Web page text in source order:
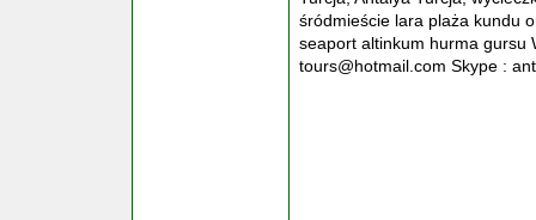
śródmieście lara plaża kundu
seaport altinkum hurma gursu
tours@hotmail.com Skype :